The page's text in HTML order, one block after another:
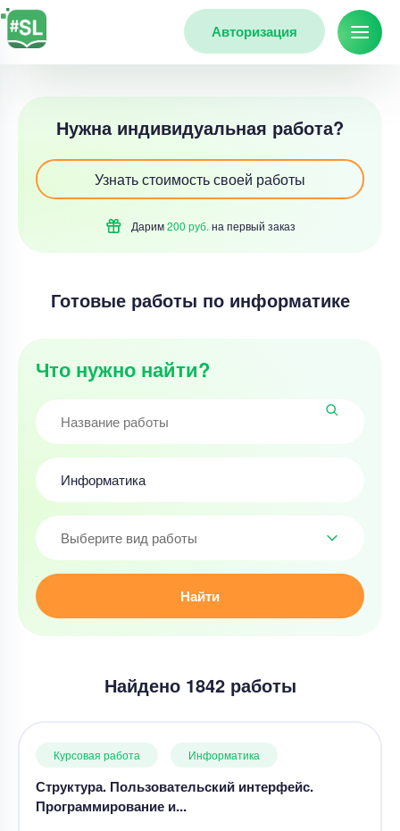
Авторизация
Нужна индивидуальная работа?
Узнать стоимость своей работы
Дарим200 руб. на первый заказ
Готовые работы по информатике
Что нужно найти?
Выберите вид работы
Найти
Найдено 1842 работы
Курсовая работа Информатика
Структура. Пользовательский интерфейс.
Программирование и...